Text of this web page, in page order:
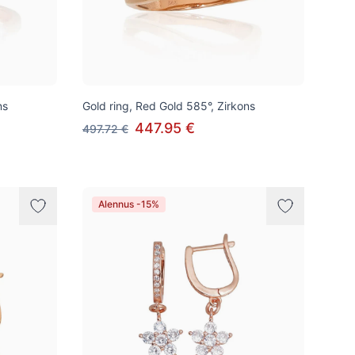
Gold ring, Red Gold 585°, Zirkons
497.72 € 447.95 €
Alennus -15%